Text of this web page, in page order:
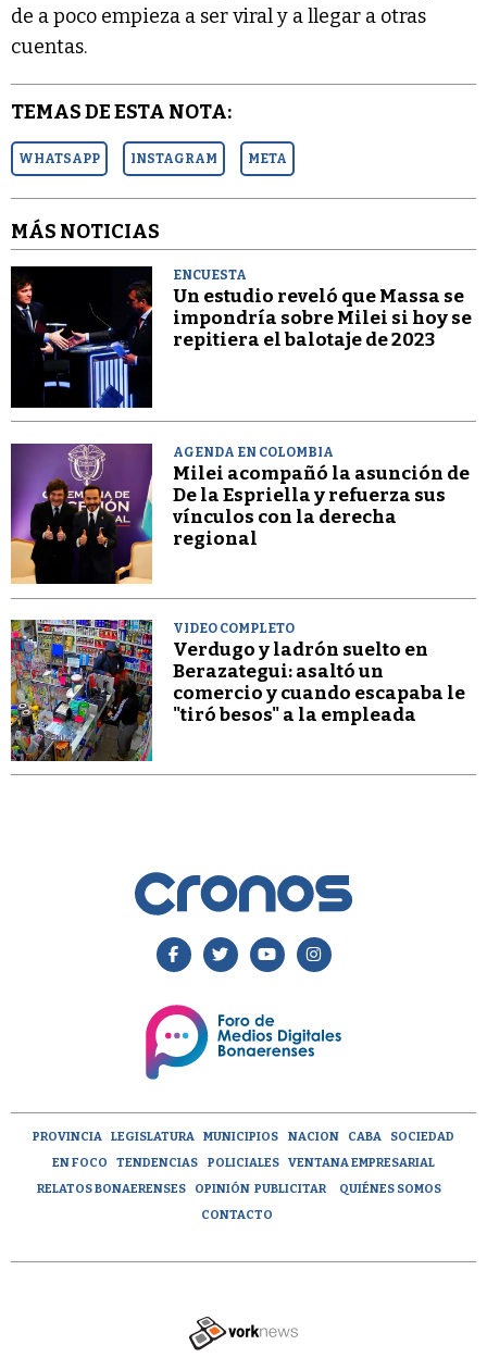
de a poco empieza a ser viral y a llegar a otras
cuentas.
TEMAS DE ESTA NOTA:
WHATSAPP INSTAGRAM META
MÁS NOTICIAS
ENCUESTA
Un estudio reveló que Massa se
impondría sobre Milei si hoy se
repitiera el balotaje de 2023
AGENDA EN COLOMBIA
Milei acompañó la asunción de
De la Espriella y refuerza sus
vínculos con la derecha
regional
VIDEO COMPLETO
Verdugo y ladrón suelto en
Berazategui: asaltó un
comercio y cuando escapaba le
"tiró besos" a la empleada
PROVINCIA LEGISLATURA MUNICIPIOS NACION CABA
SOCIEDAD
EN FOCO
TENDENCIAS POLICIALES
VENTANA EMPRESARIAL
RELATOS BONAERENSES
OPINIÓN PUBLICITAR
QUIÉNES SOMOS
CONTACTO